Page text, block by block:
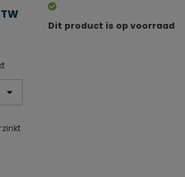
Dit product is op voorraad